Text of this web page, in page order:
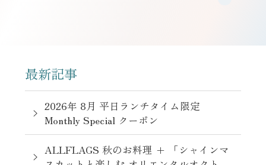
最新記事
2026年 8月 平日ランチタイム限定
Monthly Special クーポン
ALLFLAGS 秋のお料理 + 「シャインマ